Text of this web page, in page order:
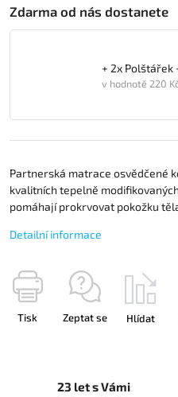
Zdarma od nás dostanete
+ 2x Polštářek
v hodnotě 220
Partnerská matrace osvědčené
kvalitních tepelně
pomáhají prokrvovat pokožku
Detailní informace
Tisk Zeptat se Hlídat
23 let s Vámi